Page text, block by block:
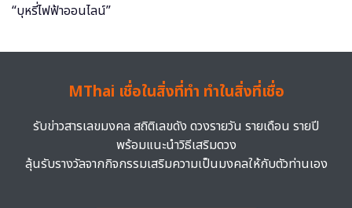
MThai เชื่อในสิ่งที่ทำ ทำในสิ่งที่เชื่อ
รับข่าวสารเลขมงคล สถิติเลขดัง ดวงรายวัน รายเดือน รายปี
พร้อมแนะนำวิธีเสริมดวง
ลุ้นรับรางวัลจากกิจกรรมเสริมความเป็นมงคลให้กับตัวท่านเอง